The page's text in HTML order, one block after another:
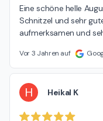
Eine schöne helle
Schnitzel und sehr
aufmerksamen und
Vor 3 Jahren auf
H Heikal K